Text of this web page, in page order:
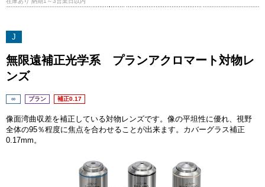
J
無限遠補正光学系 プランアクロマート対物レ
ンズ
∞ プラン 補正0.17
像面湾曲収差を補正している対物レンズです。像の平坦性に優れ、視野
全体の95％程度に焦点を合わせることが出来ます。カバーグラス補正
0.17mm。